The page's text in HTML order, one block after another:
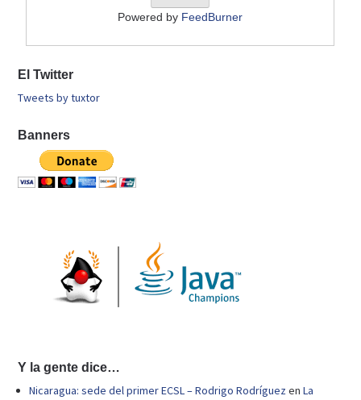
Powered by FeedBurner
El Twitter
Tweets by tuxtor
Banners
Y la gente dice…
Nicaragua: sede del primer ECSL – Rodrigo RodríguezenLa